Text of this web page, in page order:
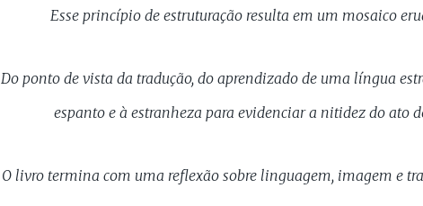
Esse princípio de estruturação resulta em um mosaico
Do ponto de vista da tradução, do aprendizado de uma língua
espanto e à estranheza para evidenciar a nitidez do ato
O livro termina com uma reflexão sobre linguagem, imagem e